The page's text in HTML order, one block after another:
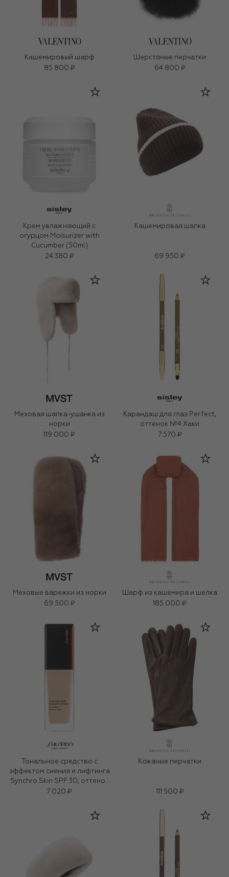
Кашемировый шарф
85 800 ₽
Шерстяные перчатки
64 800 ₽
Крем увлажняющий с
огурцом Moisurizer with
Cucumber (50ml)
24 380 ₽
Кашемировая шапка
69 950 ₽
Меховая шапка-ушанка из
норки
119 000 ₽
Карандаш для глаз Perfect,
оттенок №4 Хаки
7 570 ₽
Меховые варежки из норки
69 500 ₽
Шарф из кашемира и шелка
185 000 ₽
Тональное средство с
эффектом сияния и лифтинга
Synchro Skin SPF 30, оттенок
220 Linen (30ml)
7 020 ₽
Кожаные перчатки
111 500 ₽